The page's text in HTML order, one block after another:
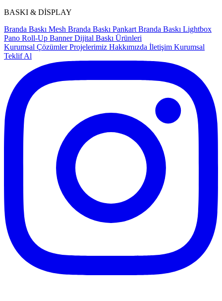
BASKI & DİSPLAY
Branda Baskı Mesh Branda Baskı Pankart Branda Baskı Lightbox
Pano Roll-Up BannerDijital Baskı Ürünleri
Kurumsal ÇözümlerProjelerimiz Hakkımızda İletişim Kurumsal
Teklif Al